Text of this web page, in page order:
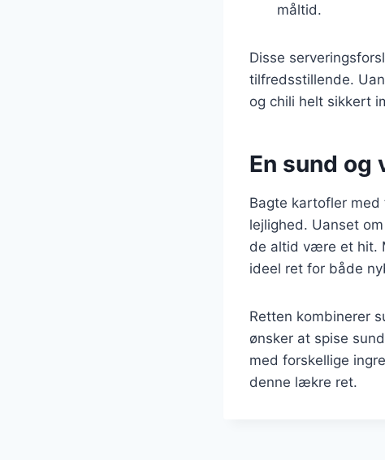
måltid.
Disse
tilfredsstillende.
og chili helt sikkert
En sund og
Bagte kartofler
lejlighed. Uanset
de altid være et hit.
ideel ret for både
Retten kombinerer
ønsker at spise
med forskellige
denne lækre ret.